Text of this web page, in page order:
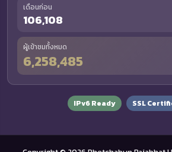
เดือนก่อน
106,108
ผู้เข้าชมทั้งหมด
6,258,485
IPv6 Ready SSL